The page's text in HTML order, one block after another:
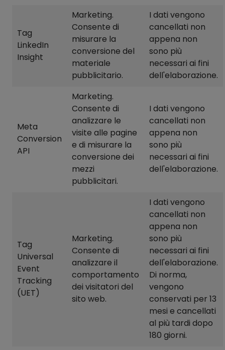
Tag
LinkedIn
Insight
Marketing.
Consente di
misurare la
conversione del
materiale
pubblicitario.
I dati vengono
cancellati non
appena non
sono più
necessari ai fini
dell'elaborazione.
Meta
Conversion
API
Marketing.
Consente di
analizzare le
visite alle pagine
e di misurare la
conversione dei
mezzi
pubblicitari.
I dati vengono
cancellati non
appena non
sono più
necessari ai fini
dell'elaborazione.
Tag
Universal
Event
Tracking
(UET)
Marketing.
Consente di
analizzare il
comportamento
dei visitatori del
sito web.
I dati vengono
cancellati non
appena non
sono più
necessari ai fini
dell'elaborazione.
Di norma,
vengono
conservati per 13
mesi e cancellati
al più tardi dopo
180 giorni.